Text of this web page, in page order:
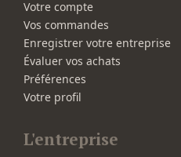
Votre compte
Vos commandes
Enregistrer votre entreprise
Évaluer vos achats
Préférences
Votre profil
L'entreprise